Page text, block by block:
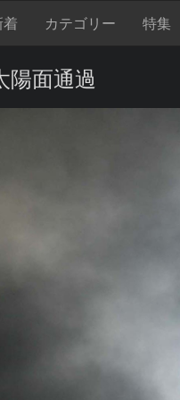
着 カテゴリー 特集
陽面通過